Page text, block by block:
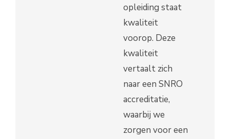
opleiding staat
kwaliteit
voorop. Deze
kwaliteit
vertaalt zich
naar een SNRO
accreditatie,
waarbij we
zorgen voor een